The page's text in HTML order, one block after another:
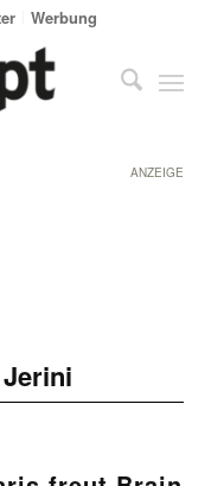
Werbung
ANZEIGE
Jerini